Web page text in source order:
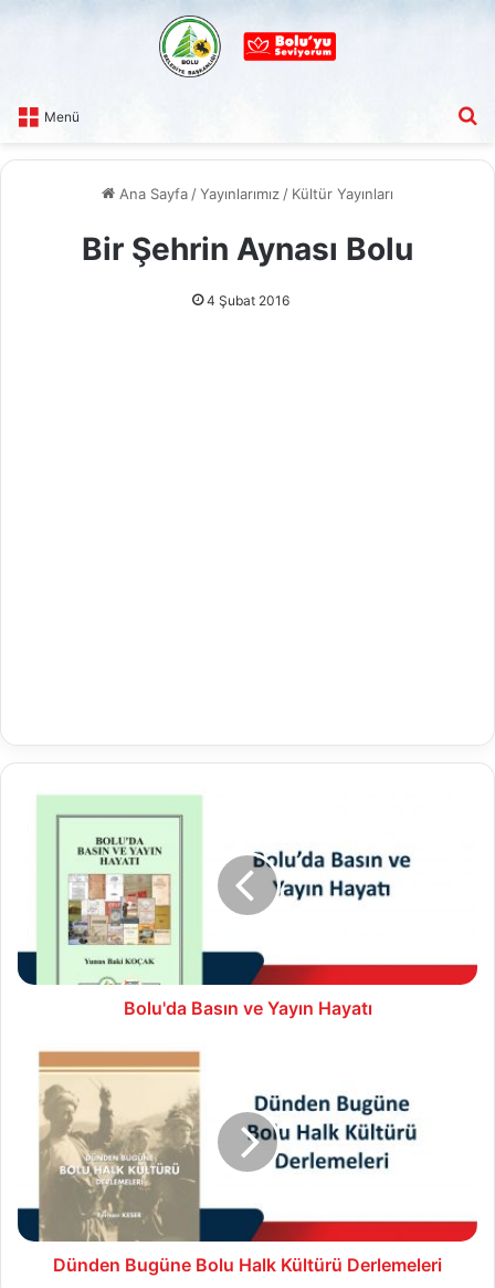
Menü
Ana Sayfa /Yayınlarımız / Kültür Yayınları
Bir Şehrin Aynası Bolu
4 Şubat 2016
Bolu'da
Bolu'da Basın ve Yayın Hayatı
Dünden
Bugüne
Bolu
Halk
Kültürü
Derlemeleri
Dünden Bugüne Bolu Halk Kültürü Derlemeleri